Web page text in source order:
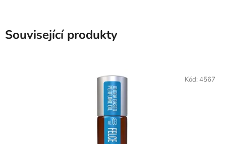
Související produkty
Kód: 4567